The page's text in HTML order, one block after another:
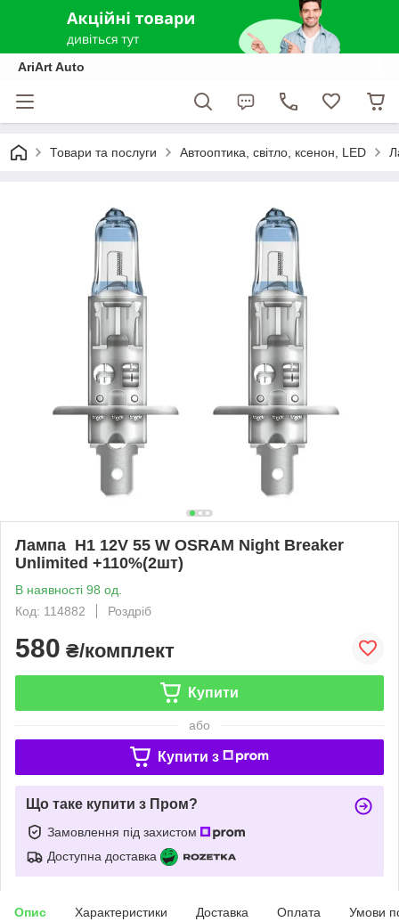
AriArt Auto
Товари та послуги Автооптика, світло, ксенон, LED
Лампа Н1 12V 55 W OSRAM Night Breaker
Unlimited +110%(2шт)
В наявності 98 од.
Код: 114882
Роздріб
580 ₴/комплект
Купити
або
Купити з
Що таке купити з Пром?
Замовлення під захистом
Доступна доставка
Опис Характеристики Доставка Оплата Умови